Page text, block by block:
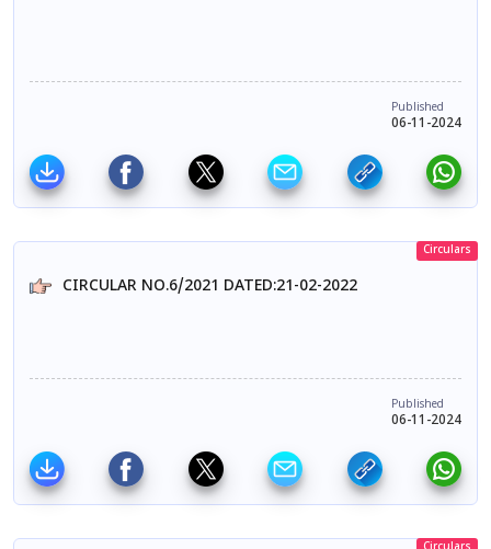
Published
06-11-2024
Circulars
CIRCULAR NO.6/2021 DATED:21-02-2022
Published
06-11-2024